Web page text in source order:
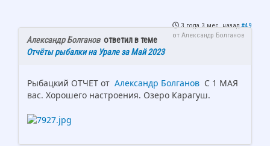
3 года 3 мес. назад #49
от Александр Болганов
Александр Болганов ответил в теме
Отчёты рыбалки на Урале за Май 2023
Рыбацкий ОТЧЕТ от Александр Болганов С 1 МАЯ
вас. Хорошего настроения. Озеро Карагуш.